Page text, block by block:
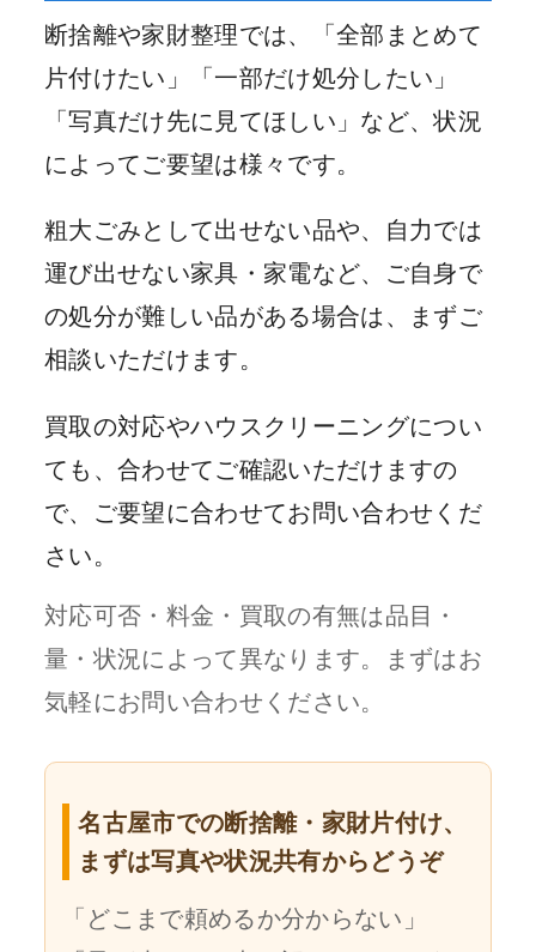
断捨離や家財整理では、「全部まとめて
片付けたい」「一部だけ処分したい」
「写真だけ先に見てほしい」など、状況
によってご要望は様々です。
粗大ごみとして出せない品や、自力では
運び出せない家具・家電など、ご自身で
の処分が難しい品がある場合は、まずご
相談いただけます。
買取の対応やハウスクリーニングについ
ても、合わせてご確認いただけますの
で、ご要望に合わせてお問い合わせくだ
さい。
対応可否・料金・買取の有無は品目・
量・状況によって異なります。まずはお
気軽にお問い合わせください。
名古屋市での断捨離・家財片付け、
まずは写真や状況共有からどうぞ
「どこまで頼めるか分からない」